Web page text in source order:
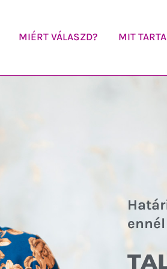
MIÉRT VÁLASZD? MIT